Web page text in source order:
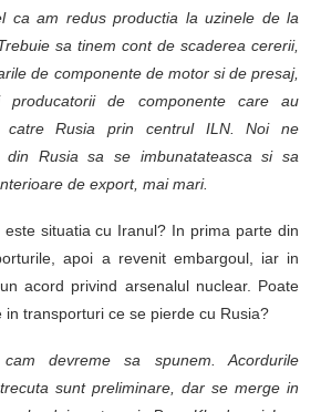
ca am redus productia la uzinele de la
sa tinem cont de scaderea cererii,
de componente de motor si de presaj,
de componente care au
catre Rusia prin centrul ILN. Noi ne
din Rusia sa se imbunatateasca si sa
de export, mai mari.
situatia cu Iranul? In prima parte din
apoi a revenit embargoul, iar in
acord privind arsenalul nuclear. Poate
in transporturi ce se pierde cu Rusia?
devreme sa spunem. Acordurile
sunt preliminare, dar se merge in